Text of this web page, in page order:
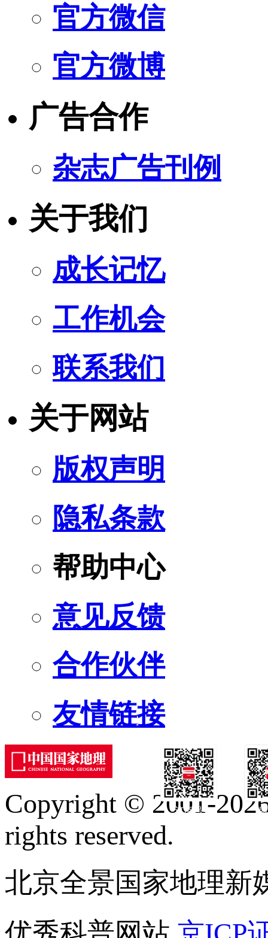
官方微信
官方微博
广告合作
杂志广告刊例
关于我们
成长记忆
工作机会
联系我们
关于网站
版权声明
隐私条款
帮助中心
意见反馈
合作伙伴
友情链接
订阅号
Copyright © 2001-
rights reserved.
北京全景国家地理新